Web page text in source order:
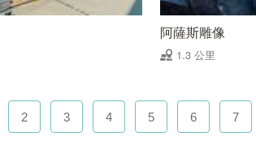
阿薩斯雕像
1.3 公里
2 3 4 5 6 7